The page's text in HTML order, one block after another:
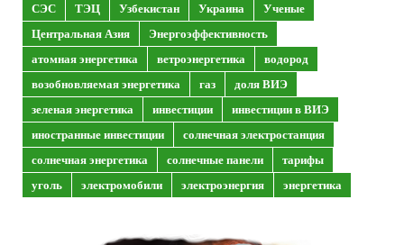
СЭС
ТЭЦ Узбекистан Украина
Ученые
Центральная Азия
Энергоэффективность
атомная энергетика
ветроэнергетика
водород
возобновляемая энергетика
газ
доля ВИЭ
зеленая энергетика
инвестиции
инвестиции в ВИЭ
иностранные инвестиции
солнечная электростанция
солнечная энергетика
солнечные панели
тарифы
уголь
электромобили электроэнергия энергетика